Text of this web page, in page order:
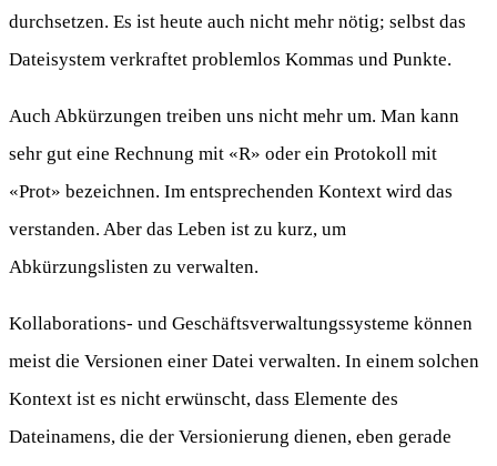
durchsetzen. Es ist heute auch nicht mehr nötig; selbst das
Dateisystem verkraftet problemlos Kommas und Punkte.
Auch Abkürzungen treiben uns nicht mehr um. Man kann
sehr gut eine Rechnung mit «R» oder ein Protokoll mit
«Prot» bezeichnen. Im entsprechenden Kontext wird das
verstanden. Aber das Leben ist zu kurz, um
Abkürzungslisten zu verwalten.
Kollaborations- und Geschäftsverwaltungssysteme können
meist die Versionen einer Datei verwalten. In einem solchen
Kontext ist es nicht erwünscht, dass Elemente des
Dateinamens, die der Versionierung dienen, eben gerade